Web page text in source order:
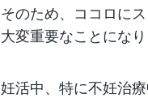
そのため、ココロに
大変重要なことになり
妊活中、特に不妊治